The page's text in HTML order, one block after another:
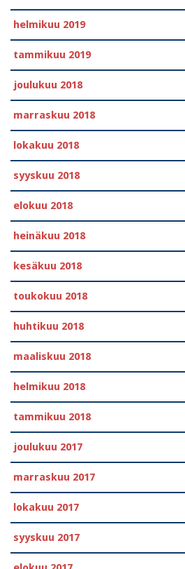
helmikuu 2019
tammikuu 2019
joulukuu 2018
marraskuu 2018
lokakuu 2018
syyskuu 2018
elokuu 2018
heinäkuu 2018
kesäkuu 2018
toukokuu 2018
huhtikuu 2018
maaliskuu 2018
helmikuu 2018
tammikuu 2018
joulukuu 2017
marraskuu 2017
lokakuu 2017
syyskuu 2017